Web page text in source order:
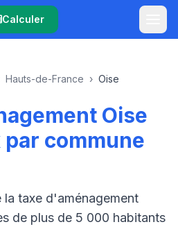
Calculer
Hauts-de-France › Oise
Oise
commune
la taxe d'aménagement
de plus de 5 000 habitants